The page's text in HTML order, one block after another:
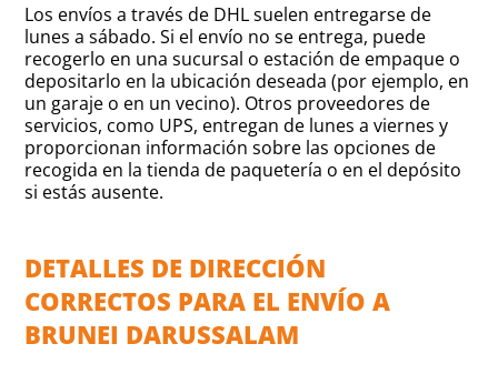
Los envíos a través de DHL suelen entregarse de
lunes a sábado. Si el envío no se entrega, puede
recogerlo en una sucursal o estación de empaque o
depositarlo en la ubicación deseada (por ejemplo, en
un garaje o en un vecino). Otros proveedores de
servicios, como UPS, entregan de lunes a viernes y
proporcionan información sobre las opciones de
recogida en la tienda de paquetería o en el depósito
si estás ausente.
DETALLES DE DIRECCIÓN
CORRECTOS PARA EL ENVÍO A
BRUNEI DARUSSALAM